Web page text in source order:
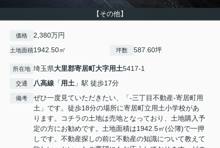
【その他】
価格 2,380万円
土地面積1942.50㎡ 坪数 587.60坪
所在地 埼玉県大里郡寄居町大字用土5417-1
交通 八高線 「用土 」駅 徒歩17分
備考
ぜひ一度見ていただきたい、「-三丁目不動産-寄居町用
土」です。徒歩18分の場所に寄居町立用土小学校があ
ります。コチラの土地は売地となっており、土地購入予
定の方にお勧めです。土地面積は1942.5㎡(公簿)で一押
しです。不動産探しの前に不動産の知識について教えて